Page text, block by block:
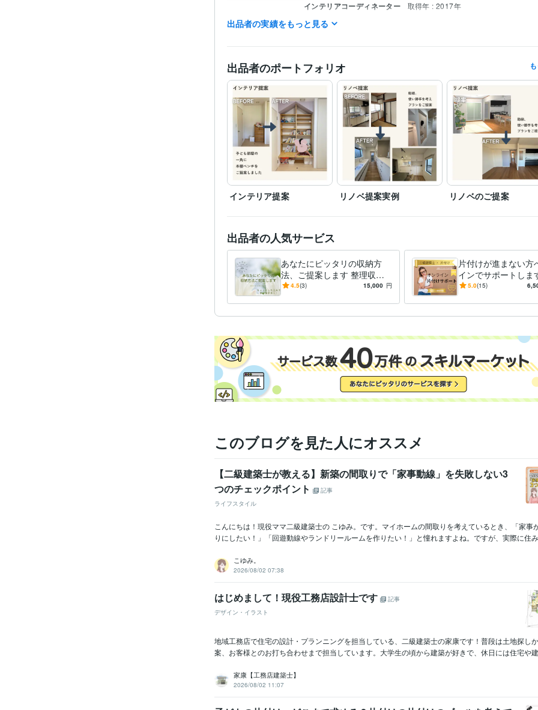
インテリアコーディネーター 取得年 : 2017年
得意分野 住まい・美容・生活相談
出品者の実績をもっと見る
出品者のポートフォリオ
インテリア提案 リノベ提案実例 リノベのご提案
出品者の人気サービス
あなたにピッタリの収納方
法、ご提案します 整理収納
アドバイザーが「片付けやす
4.5(3) 15,000 円
片付けが進まない方
インでサポートしま
づくりのプロが、片
5.0(15)
このブログを見た人にオススメ
【二級建築士が教える】新築の間取りで「家事動線」を失敗しない3
つのチェックポイント
記事
ライフスタイル
こんにちは！現役ママ二級建築士の こゆみ。です。マイホームの間取りを考えているとき、「家事
りにしたい！」「回遊動線やランドリールームを作りたい！」と憧れますよね。ですが、実際に住
こゆみ。
2026/08/02 07:38
はじめまして！現役工務店設計士です
記事
デザイン・イラスト
地域工務店で住宅の設計・プランニングを担当している、二級建築士の家康です！普段は土地探し
案、お客様とのお打ち合わせまで担当しています。大学生の頃から建築が好きで、休日には住宅や
家康【工務店建築士】
2026/08/02 11:07